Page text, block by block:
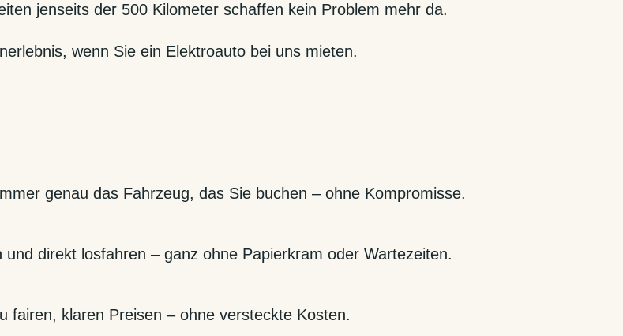
jenseits der 500 Kilometer schaffen kein Problem mehr da.
wenn Sie ein Elektroauto bei uns mieten.
genau das Fahrzeug, das Sie buchen – ohne Kompromisse.
direkt losfahren – ganz ohne Papierkram oder Wartezeiten.
fairen, klaren Preisen – ohne versteckte Kosten.